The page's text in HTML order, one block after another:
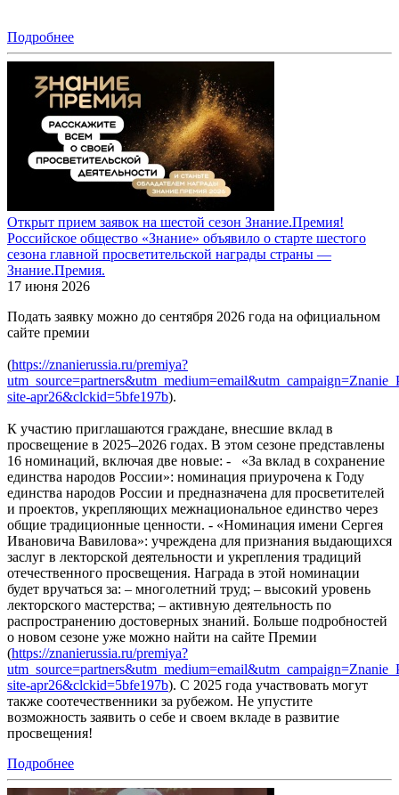
Подробнее
Открыт прием заявок на шестой сезон Знание.Премия!
Российское общество «Знание» объявило о старте шестого
сезона главной просветительской награды страны —
Знание.Премия.
17 июня 2026
Подать заявку можно до сентября 2026 года на официальном
сайте премии
(https://znanierussia.ru/premiya?
site-apr26&clckid=5bfe197b).
К участию приглашаются граждане, внесшие вклад в
просвещение в 2025–2026 годах. В этом сезоне представлены
16 номинаций, включая две новые: - «За вклад в сохранение
единства народов России»: номинация приурочена к Году
единства народов России и предназначена для просветителей
и проектов, укрепляющих межнациональное единство через
общие традиционные ценности. - «Номинация имени Сергея
Ивановича Вавилова»: учреждена для признания выдающихся
заслуг в лекторской деятельности и укрепления традиций
отечественного просвещения. Награда в этой номинации
будет вручаться за: – многолетний труд; – высокий уровень
лекторского мастерства; – активную деятельность по
распространению достоверных знаний. Больше подробностей
о новом сезоне уже можно найти на сайте Премии
(https://znanierussia.ru/premiya?
site-apr26&clckid=5bfe197b). С 2025 года участвовать могут
также соотечественники за рубежом. Не упустите
возможность заявить о себе и своем вкладе в развитие
просвещения!
Подробнее